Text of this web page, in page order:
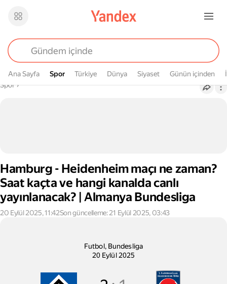
Ana Sayfa Spor
Spor Türkiye Dünya Siyaset Günün içinden
Buradasın
Spor›
Hamburg - Heidenheim maçı ne zaman?
Saat kaçta ve hangi kanalda canlı
yayınlanacak? | Almanya Bundesliga
20 Eylül 2025, 11:42Son güncelleme: 21 Eylül 2025, 03:43
Hamburger SV-1. FC Heidenheim
Futbol, Bundesliga
20 Eylül 2025